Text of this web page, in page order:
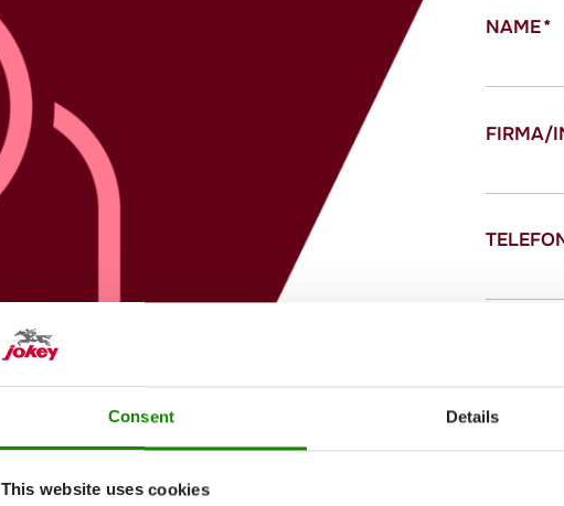
Consent Details
This website uses cookies
NAME*
FIRMA/
LAND*